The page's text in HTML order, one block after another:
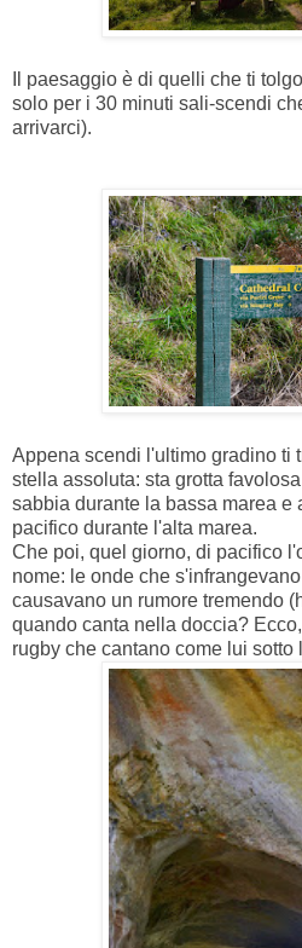
l paesaggio è di quelli che ti
solo per i 30 minuti sali-scendi
arrivarci).
Appena scendi l'ultimo gradino ti
stella assoluta: sta grotta
sabbia durante la bassa marea e
pacifico durante l'alta marea.
Che poi, quel giorno, di pacifico
nome: le onde che
causavano un rumore tremendo
quando canta nella doccia?
rugby che cantano come lui